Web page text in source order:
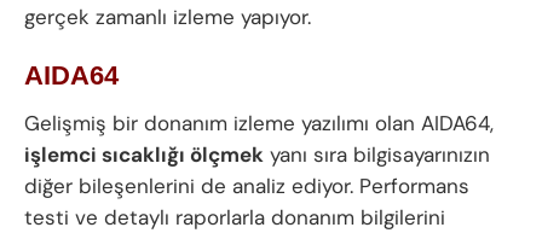
gerçek zamanlı izleme yapıyor.
AIDA64
Gelişmiş bir donanım izleme yazılımı olan AIDA64,
işlemci sıcaklığı ölçmek yanı sıra bilgisayarınızın
diğer bileşenlerini de analiz ediyor. Performans
testi ve detaylı raporlarla donanım bilgilerini